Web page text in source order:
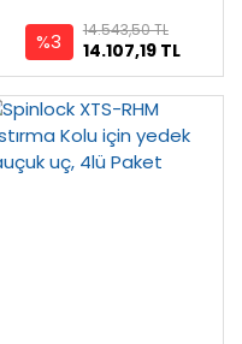
%3 14.107,19 TL
14.543,50 TL